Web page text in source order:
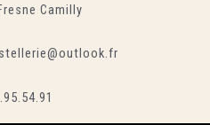
Camilly